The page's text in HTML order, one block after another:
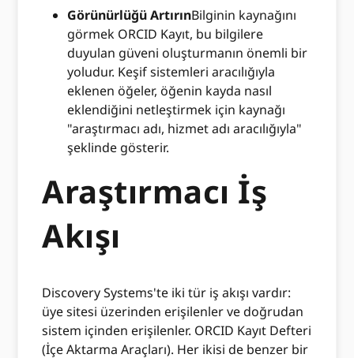
Görünürlüğü ArtırınBilginin kaynağını
görmek ORCID Kayıt, bu bilgilere
duyulan güveni oluşturmanın önemli bir
yoludur. Keşif sistemleri aracılığıyla
eklenen öğeler, öğenin kayda nasıl
eklendiğini netleştirmek için kaynağı
"araştırmacı adı, hizmet adı aracılığıyla"
şeklinde gösterir.
Araştırmacı İş
Akışı
Discovery Systems'te iki tür iş akışı vardır:
üye sitesi üzerinden erişilenler ve doğrudan
sistem içinden erişilenler. ORCID Kayıt Defteri
(İçe Aktarma Araçları). Her ikisi de benzer bir